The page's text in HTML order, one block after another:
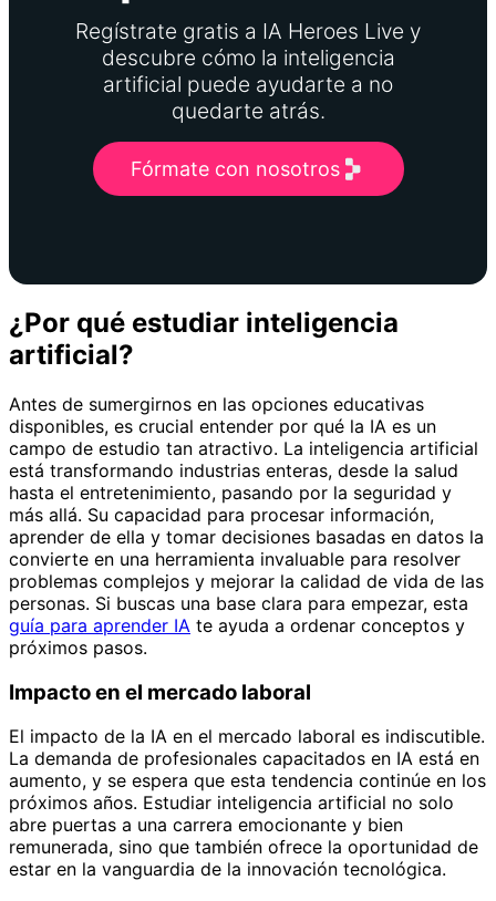
Regístrate gratis a IA Heroes Live y
descubre cómo la inteligencia
artificial puede ayudarte a no
quedarte atrás.
Fórmate con nosotros
¿Por qué estudiar inteligencia
artificial?
Antes de sumergirnos en las opciones educativas
disponibles, es crucial entender por qué la IA es un
campo de estudio tan atractivo. La inteligencia artificial
está transformando industrias enteras, desde la salud
hasta el entretenimiento, pasando por la seguridad y
más allá. Su capacidad para procesar información,
aprender de ella y tomar decisiones basadas en datos la
convierte en una herramienta invaluable para resolver
problemas complejos y mejorar la calidad de vida de las
personas. Si buscas una base clara para empezar, esta
guía para aprender IA te ayuda a ordenar conceptos y
próximos pasos.
Impacto en el mercado laboral
El impacto de la IA en el mercado laboral es indiscutible.
La demanda de profesionales capacitados en IA está en
aumento, y se espera que esta tendencia continúe en los
próximos años. Estudiar inteligencia artificial no solo
abre puertas a una carrera emocionante y bien
remunerada, sino que también ofrece la oportunidad de
estar en la vanguardia de la innovación tecnológica.